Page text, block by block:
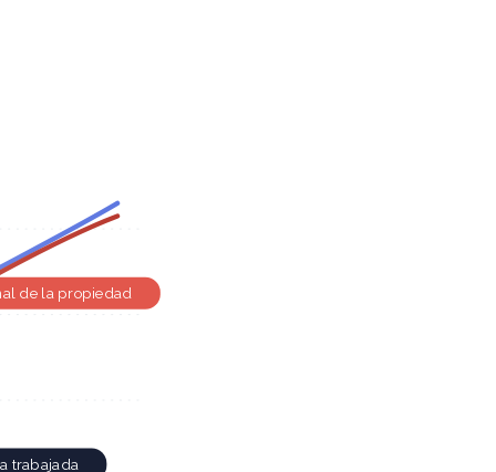
de la propiedad
trabajada